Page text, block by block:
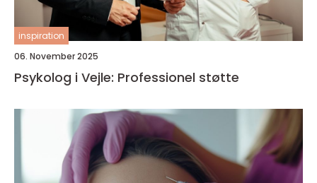
inspiration
06. November 2025
Psykolog i Vejle: Professionel støtte